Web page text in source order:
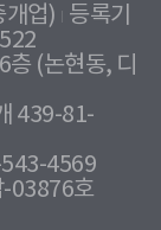
개업) 등록기
(논현동, 디
439-81-
4569
-03876호